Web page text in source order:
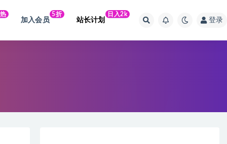
加入会员
5折
站长计划
日入2k
登录